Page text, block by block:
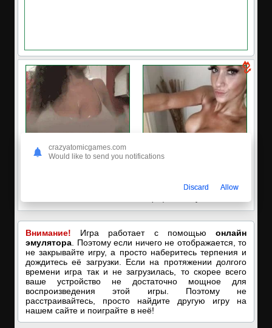
Пишите в вотсап, мой номер в
Внимание! Игра работает с помощью онлайн
эмулятора . Поэтому если ничего не отображается, то
не закрывайте игру, а просто наберитесь терпения и
дождитесь её загрузки. Если на протяжении долгого
времени игра так и не загрузилась, то скорее всего
ваше устройство не достаточно мощное для
воспроизведения этой игры. Поэтому не
расстраивайтесь, просто найдите другую игру на
нашем сайте и поиграйте в неё!
crazyatomicgames.com
Would like to send you notifications
Discard Allow